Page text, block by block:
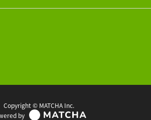
Copyright © MATCHA Inc.
by